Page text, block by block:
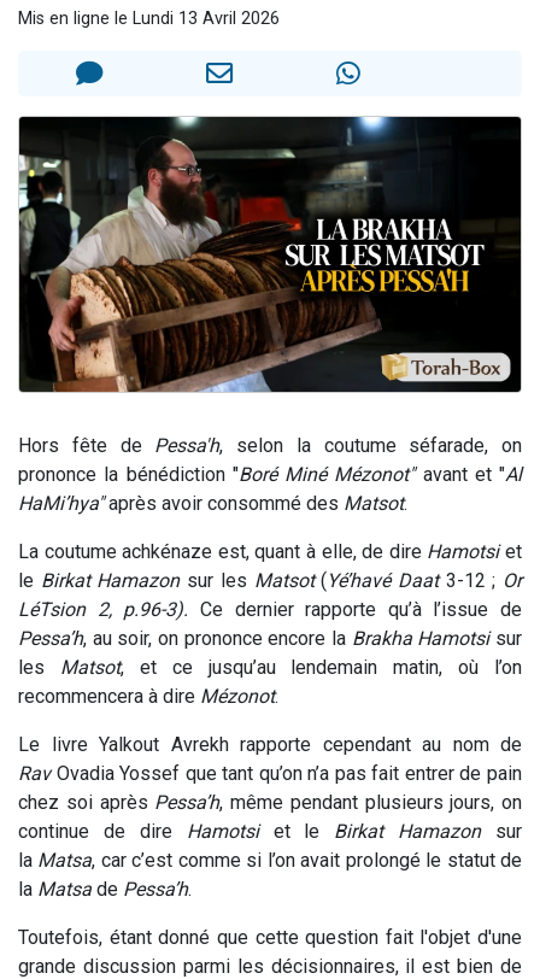
Il reste 49 places pour étudier en groupe sur Zoom
Mis en ligne le Lundi 13 Avril 2026
Hors fête de Pessa'h, selon la coutume séfarade, on
prononce la bénédiction "Boré Miné Mézonot"avant et "Al
HaMi’hya"après avoir consommé des Matsot.
La coutume achkénaze est, quant à elle, de dire Hamotsiet
le Birkat Hamazonsur les Matsot(Yé’havé Daat3-12 ; Or
LéTsion 2, p.96-3). Ce dernier rapporte qu’à l’issue de
Pessa’h, au soir, on prononce encore la Brakha Hamotsisur
les Matsot, et ce jusqu’au lendemain matin, où l’on
recommencera à dire Mézonot.
Le livre Yalkout Avrekh rapporte cependant au nom de
RavOvadia Yossef que tant qu’on n’a pas fait entrer de pain
chez soi après Pessa’h, même pendant plusieurs jours, on
continue de dire Hamotsiet le Birkat Hamazonsur
la Matsa, car c’est comme si l’on avait prolongé le statut de
la Matsa de Pessa’h.
Toutefois, étant donné que cette question fait l'objet d'une
grande discussion parmi les décisionnaires, il est bien de